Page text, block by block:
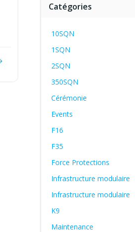
Catégories
10SQN
1SQN
2SQN
350SQN
Cérémonie
Events
F16
F35
Force Protections
Infrastructure modulaire
Infrastructure modulaire
K9
Maintenance